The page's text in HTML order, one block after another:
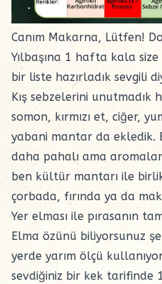
Canım Makarna, Lütfen!
Yılbaşına 1 hafta kala
bir liste hazırladık sevgili
Kış sebzelerini
somon, kırmızı et, ciğer,
yabani mantar da
daha pahalı ama
ben kültür mantarı ile
çorbada, fırında ya da
Yer elması ile pırasanın
Elma özünü biliyorsunuz
yerde yarım ölçü
sevdiğiniz bir kek tarifinde